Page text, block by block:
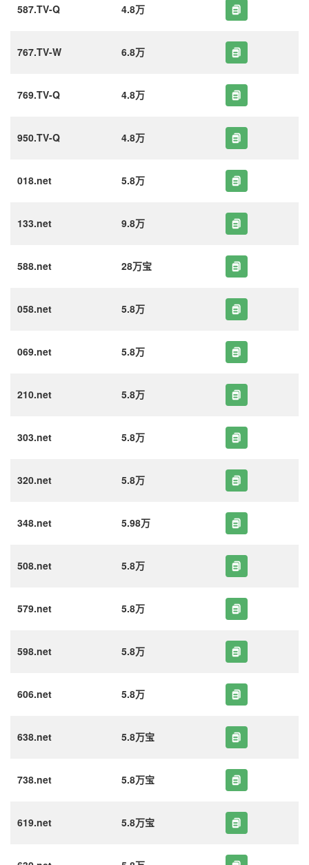
587.TV-Q 4.8万
767.TV-W 6.8万
769.TV-Q 4.8万
950.TV-Q 4.8万
018.net 5.8万
133.net 9.8万
588.net 28万宝
058.net 5.8万
069.net 5.8万
210.net 5.8万
303.net 5.8万
320.net 5.8万
348.net 5.98万
508.net 5.8万
579.net 5.8万
598.net 5.8万
606.net 5.8万
638.net 5.8万宝
738.net 5.8万宝
619.net 5.8万宝